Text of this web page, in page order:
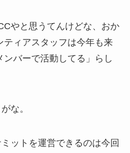
やと思うてんけどな、おか
ティアスタッフは今年も来
バーで活動してる」らし
な。
ットを運営できるのは今回